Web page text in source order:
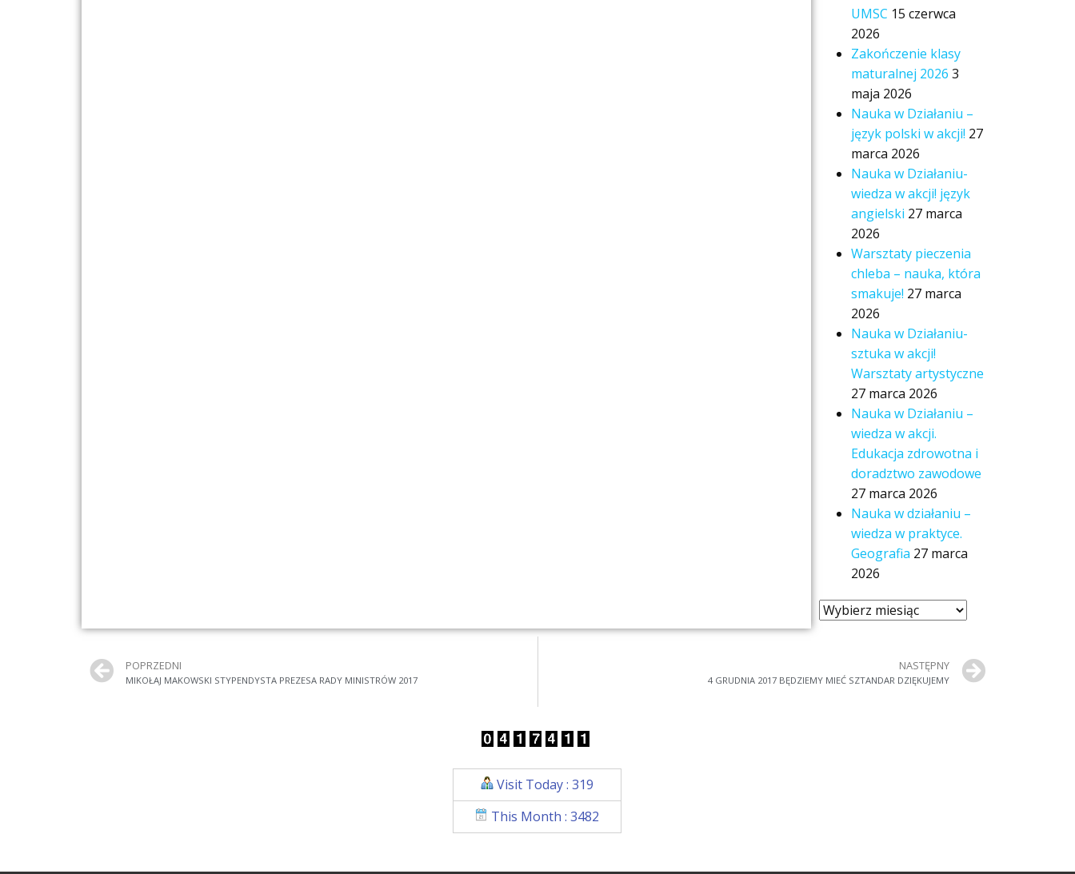
UMSC 15 czerwca
2026
Zakończenie klasy
maturalnej 2026 3
maja 2026
Nauka w Działaniu –
język polski w akcji! 27
marca 2026
Nauka w Działaniu-
wiedza w akcji! język
angielski 27 marca
2026
Warsztaty pieczenia
chleba – nauka, która
smakuje! 27 marca
2026
Nauka w Działaniu-
sztuka w akcji!
Warsztaty artystyczne
27 marca 2026
Nauka w Działaniu –
wiedza w akcji.
Edukacja zdrowotna i
doradztwo zawodowe
27 marca 2026
Nauka w działaniu –
wiedza w praktyce.
Geografia 27 marca
2026
POPRZEDNI
MIKOŁAJ MAKOWSKI STYPENDYSTA PREZESA RADY MINISTRÓW 2017
NASTĘPNY
4 GRUDNIA 2017 BĘDZIEMY MIEĆ SZTANDAR DZIĘKUJEMY
Visit Today : 319
This Month : 3482